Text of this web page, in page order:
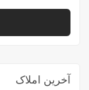
آخرین املاک